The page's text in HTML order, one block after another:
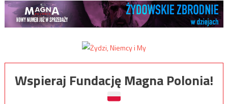
Wspieraj Fundację Magna Polonia!